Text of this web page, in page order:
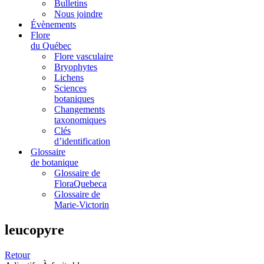
Bulletins
Nous joindre
Évènements
Flore
du Québec
Flore vasculaire
Bryophytes
Lichens
Sciences
botaniques
Changements
taxonomiques
Clés
d’identification
Glossaire
de botanique
Glossaire de
FloraQuebeca
Glossaire de
Marie-Victorin
leucopyre
Retour